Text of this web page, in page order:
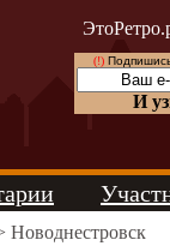
(!)
И
Новоднестровск